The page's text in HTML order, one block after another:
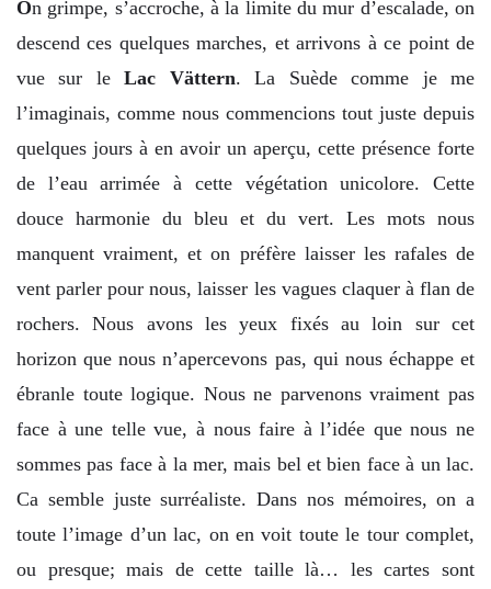
On grimpe, s’accroche, à la limite du mur d’escalade, on
descend ces quelques marches, et arrivons à ce point de
vue sur leLac Vättern. La Suède comme je me
l’imaginais, comme nous commencions tout juste depuis
quelques jours à en avoir un aperçu, cette présence forte
de l’eau arrimée à cette végétation unicolore. Cette
douce harmonie du bleu et du vert. Les mots nous
manquent vraiment, et on préfère laisser les rafales de
vent parler pour nous, laisser les vagues claquer à flan de
rochers. Nous avons les yeux fixés au loin sur cet
horizon que nous n’apercevons pas, qui nous échappe et
ébranle toute logique. Nous ne parvenons vraiment pas
face à une telle vue, à nous faire à l’idée que nous ne
sommes pas face à la mer, mais bel et bien face à un lac.
Ca semble juste surréaliste. Dans nos mémoires, on a
toute l’image d’un lac, on en voit toute le tour complet,
ou presque; mais de cette taille là… les cartes sont